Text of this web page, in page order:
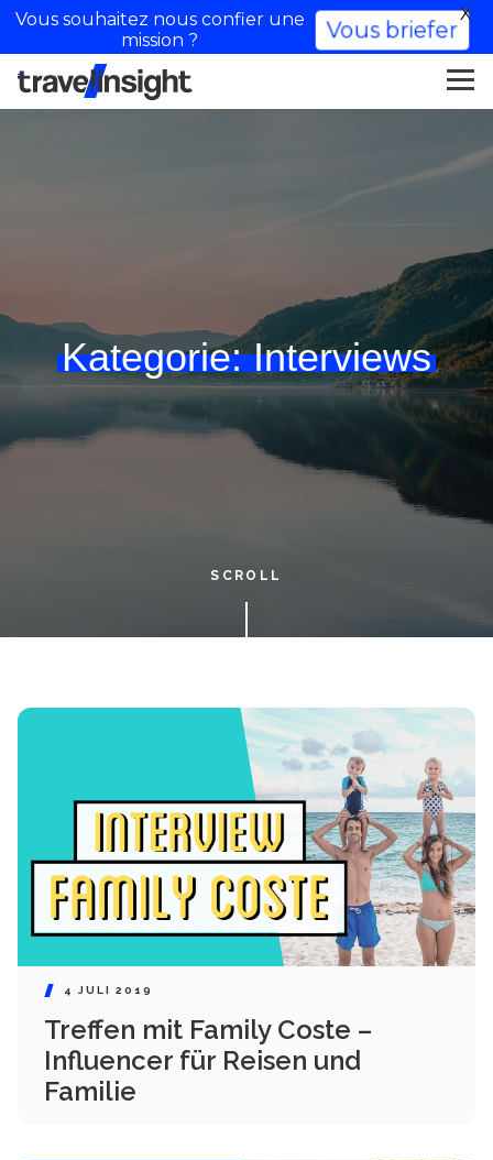
Kategorie:Interviews
SCROLL
4 JULI 2019
Treffen mit Family Coste –
Influencer für Reisen und
Familie
Vous souhaitez nous confier une
mission ?
Vous briefer
X